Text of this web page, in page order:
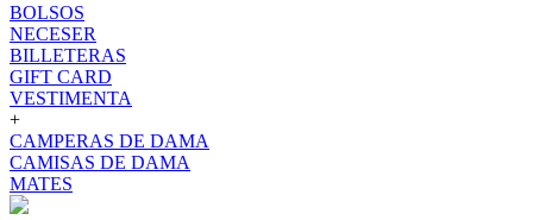
BOLSOS
NECESER
BILLETERAS
GIFT CARD
VESTIMENTA
+
CAMPERAS DE DAMA
CAMISAS DE DAMA
MATES